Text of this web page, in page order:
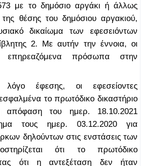
με το δημόσιο αργάκι ή άλλως
θέσης του δημόσιου αργακιού,
δικαίωμα των εφεσειόντων
2. Με αυτήν την έννοια, οι
επηρεαζόμενα πρόσωπα στην
λόγο έφεσης, οι εφεσείοντες
το πρωτόδικο δικαστήριο
απόφαση του ημερ. 18.10.2021
τους ημερ. 03.12.2020 για
δηλούντων στις ενστάσεις των
ότι το πρωτόδικο
ότι η αντεξέταση δεν ήταν